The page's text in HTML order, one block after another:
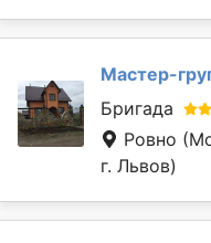
Мастер-
Бригада
Ровно
г. Львов)